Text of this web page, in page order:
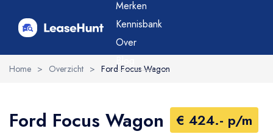
Merken
Kennisbank
Over
Home > Overzicht > Ford Focus Wagon
Ford Focus Wagon € 424.- p/m